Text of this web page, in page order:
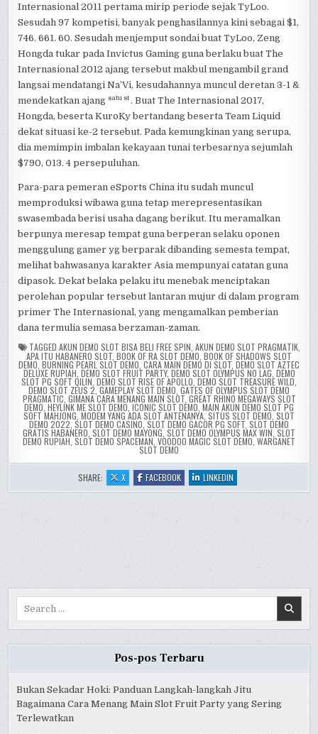
Internasional 2011 pertama mirip periode sejak TyLoo.
Sesudah 97 kompetisi, banyak penghasilannya kini sebagai $1,
746. 661. 60. Sesudah menjemput sondai buat TyLoo, Zeng
Hongda tukar pada Invictus Gaming guna berlaku buat The
Internasional 2012 ajang tersebut makbul mengambil grand
langsai mendatangi Na’Vi, kesudahannya muncul deretan 3-1 &
mendekatkan ajang satu st . Buat The Internasional 2017,
Hongda, beserta KuroKy bertandang beserta Team Liquid
dekat situasi ke-2 tersebut. Pada kemungkinan yang serupa,
dia memimpin imbalan kekayaan tunai terbesarnya sejumlah
$790, 013. 4 persepuluhan.
Para-para pemeran eSports China itu sudah muncul
memproduksi wibawa guna tetap merepresentasikan
swasembada berisi usaha dagang berikut. Itu meramalkan
berpunya meresap tempat guna berperan selaku oponen
menggulung gamer yg berparak dibanding semesta tempat,
melihat bahwasanya karakter Asia mempunyai catatan guna
dipasok. Dekat belaka pelaku itu menebak menciptakan
perolehan popular tersebut lantaran mujur di dalam program
primer The Internasional, yang mengamalkan pemberian
dana termulia semasa berzaman-zaman.
TAGGED AKUN DEMO SLOT BISA BELI FREE SPIN AKUN DEMO SLOT PRAGMATIK,
APA ITU HABANERO SLOT BOOK OF RA SLOT DEMO BOOK OF SHADOWS SLOT
DEMO BURNING PEARL SLOT DEMO CARA MAIN DEMO DI SLOT DEMO SLOT AZTEC
DELUXE RUPIAH DEMO SLOT FRUIT PARTY, DEMO SLOT OLYMPUS NO LAG DEMO
SLOT PG SOFT QILIN DEMO SLOT RISE OF APOLLO DEMO SLOT TREASURE WILD
DEMO SLOT ZEUS 2 GAMEPLAY SLOT DEMO GATES OF OLYMPUS SLOT DEMO
PRAGMATIC GIMANA CARA MENANG MAIN SLOT, GREAT RHINO MEGAWAYS SLOT
DEMO HEYLINK ME SLOT DEMO ICONIC SLOT DEMO MAIN AKUN DEMO SLOT PG
SOFT MAHJONG MODEM YANG ADA SLOT ANTENANYA SITUS SLOT DEMO SLOT
DEMO 2022 SLOT DEMO CASINO SLOT DEMO GACOR PG SOFT SLOT DEMO
GRATIS HABANERO SLOT DEMO MAYONG SLOT DEMO OLYMPUS MAX WIN SLOT
DEMO RUPIAH SLOT DEMO SPACEMAN VOODOO MAGIC SLOT DEMO WARGANET
SLOT DEMO
SHARE: X:
HIGHEST
EARNING
FACEBOOK:
HIGHEST
EARNING
LINKEDIN
HIGHEST
EARNING
Pos-pos Terbaru
Bukan Sekadar Hoki: Panduan Langkah-langkah Jitu
Bagaimana Cara Menang Main Slot Fruit Party yang Sering
Terlewatkan